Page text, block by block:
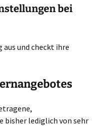
bei
und checkt ihre
bisher lediglich von sehr